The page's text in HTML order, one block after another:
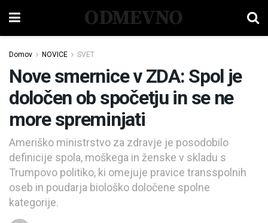
ODMEVNO
Domov NOVICE SVET
Nove smernice v ZDA: Spol je
določen ob spočetju in se ne
more spreminjati
Ameriško ministrstvo za zdravje je posodobilo
definicije spola, moškega in ženske v skladu s
Trumpovo politiko, ki omejuje pravice transspolnih
oseb in poudarja biološko določene spolne
kategorije.